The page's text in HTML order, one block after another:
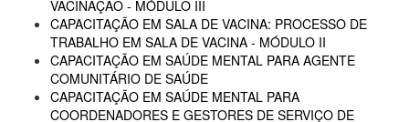
VACINAÇÃO - MÓDULO III
CAPACITAÇÃO EM SALA DE VACINA: PROCESSO DE
TRABALHO EM SALA DE VACINA - MÓDULO II
CAPACITAÇÃO EM SAÚDE MENTAL PARA AGENTE
COMUNITÁRIO DE SAÚDE
CAPACITAÇÃO EM SAÚDE MENTAL PARA
COORDENADORES E GESTORES DE SERVIÇO DE